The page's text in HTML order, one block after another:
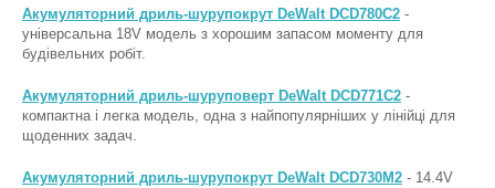
Акумуляторний дриль-шурупокрут DeWalt DCD780C2 -
універсальна 18V модель з хорошим запасом моменту для
будівельних робіт.
Акумуляторний дриль-шуруповерт DeWalt DCD771C2 -
компактна і легка модель, одна з найпопулярніших у лінійці для
щоденних задач.
Акумуляторний дриль-шурупокрут DeWalt DCD730M2 - 14.4V